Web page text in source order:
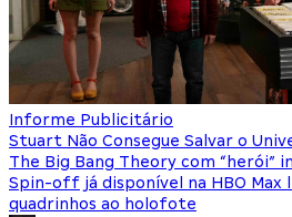
Informe Publicitário
Stuart Não Consegue Salvar o
The Big Bang Theory com “herói”
Spin-off já disponível na HBO Max
quadrinhos ao holofote